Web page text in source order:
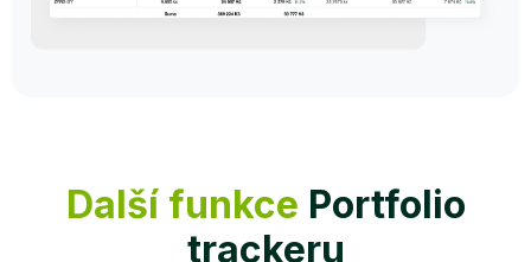
Další funkce Portfolio
trackeru